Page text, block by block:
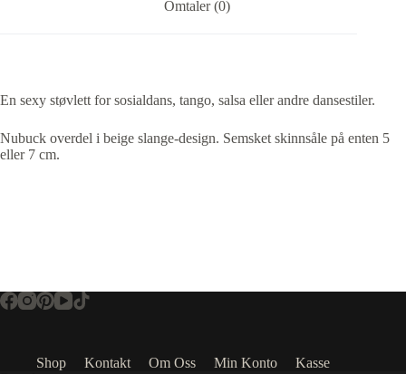
Omtaler (0)
En sexy støvlett for sosialdans, tango, salsa eller andre dansestiler.
Nubuck overdel i beige slange-design. Semsket skinnsåle på enten 5
eller 7 cm.
Shop Kontakt Om Oss Min Konto
Kasse